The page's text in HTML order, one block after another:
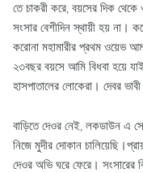
তে চাকরী করে, বয়সের দিক
সংসার বেশীদিন স্থায়ী হয় না।
করোনা মহামারীর প্রথম ওয়েভ
২৩বছর বয়সে আমি বিধবা হয়ে
হাসপাতালের লোকেরা। দেবর ভাবী
বাড়িতে দেওর নেই, লকডাউন এ
নিজে মুদীর দোকান
দেওর অভি ঘরে ফেরে। সংসারের